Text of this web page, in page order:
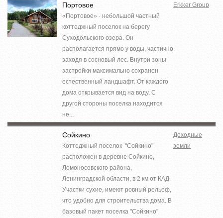
Портовое
«Портовое» - небольшой частный
коттеджный поселок на берегу
Суходольского озера. Он
располагается прямо у воды, частично
заходя в сосновый лес. Внутри зоны
застройки максимально сохранен
естественный ландшафт. От каждого
дома открывается вид на воду. С
другой стороны поселка находится
не...
Erkker Group
Сойкино
Коттеджный поселок "Сойкино"
расположен в деревне Сойкино,
Ломоносовского района,
Ленинградской области, в 2 км от КАД.
Участки сухие, имеют ровный рельеф,
что удобно для строительства дома. В
базовый пакет поселка "Сойкино"
Доходные
земли